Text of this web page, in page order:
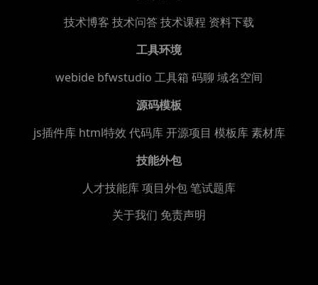
技术博客 技术问答技术课程 资料下载
工具环境
webide bfwstudio 工具箱 码聊 域名空间
源码模板
js插件库 html特效 代码库 开源项目 模板库 素材库
技能外包
人才技能库项目外包笔试题库
关于我们 免责声明